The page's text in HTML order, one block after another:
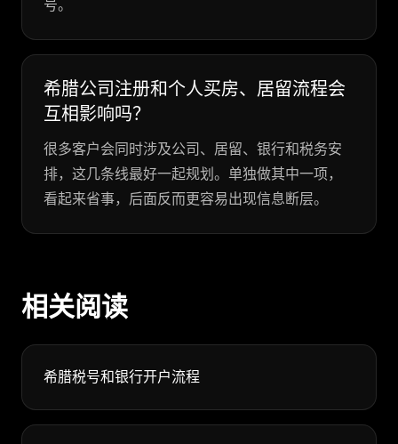
号。
希腊公司注册和个人买房、居留流程会
互相影响吗？
很多客户会同时涉及公司、居留、银行和税务安
排，这几条线最好一起规划。单独做其中一项，
看起来省事，后面反而更容易出现信息断层。
相关阅读
希腊税号和银行开户流程